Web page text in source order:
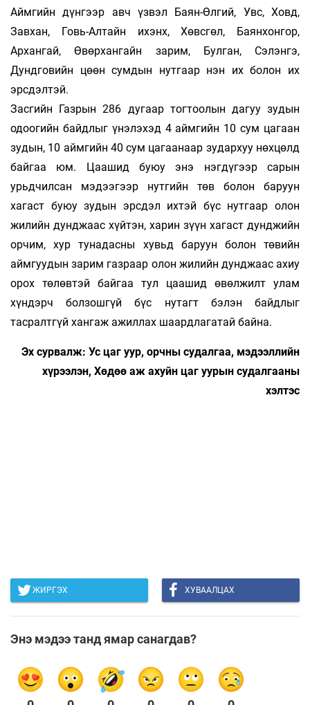
Аймгийн дүнгээр авч үзвэл Баян-Өлгий, Увс, Ховд,
Завхан, Говь-Алтайн ихэнх, Хөвсгөл, Баянхонгор,
Архангай, Өвөрхангайн зарим, Булган, Сэлэнгэ,
Дундговийн цөөн сумдын нутгаар нэн их болон их
эрсдэлтэй.
Засгийн Газрын 286 дугаар тогтоолын дагуу зудын
одоогийн байдлыг үнэлэхэд 4 аймгийн 10 сум цагаан
зудын, 10 аймгийн 40 сум цагаанаар зудархуу нөхцөлд
байгаа юм. Цаашид буюу энэ нэгдүгээр сарын
урьдчилсан мэдээгээр нутгийн төв болон баруун
хагаст буюу зудын эрсдэл ихтэй бүс нутгаар олон
жилийн дунджаас хүйтэн, харин зүүн хагаст дунджийн
орчим, хур тунадасны хувьд баруун болон төвийн
аймгуудын зарим газраар олон жилийн дунджаас ахиу
орох төлөвтэй байгаа тул цаашид өвөлжилт улам
хүндэрч болзошгүй бүс нутагт бэлэн байдлыг
тасралтгүй хангаж ажиллах шаардлагатай байна.
Эх сурвалж: Ус цаг уур, орчны судалгаа, мэдээллийн
хүрээлэн, Хөдөө аж ахуйн цаг уурын судалгааны
хэлтэс
ЖИРГЭХ ХУВААЛЦАХ
Энэ мэдээ танд ямар санагдав?